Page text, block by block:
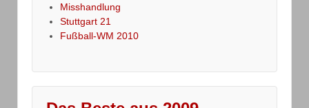
Misshandlung
Stuttgart 21
Fußball-WM 2010